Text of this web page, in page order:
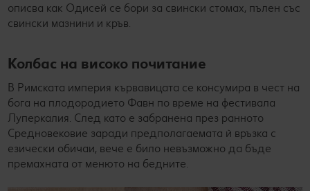
описва как Одисей се бори за свински стомах, пълен със
свински мазнини и кръв.
Колбас на високо почитание
В Римската империя кървавицата се консумира в чест на
бога на плодородието Фавн по време на фестивала
Луперкалия. След като е забранена през ранното
Средновековие заради предполагаемата ѝ връзка с
езически обичаи, вече е било невъзможно да бъде
премахната от менюто на бедните.